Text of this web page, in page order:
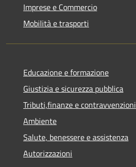
Imprese e Commercio
Mobilità e trasporti
Educazione e formazione
Giustizia e sicurezza pubblica
Tributi,finanze e contravvenzioni
Ambiente
Salute, benessere e assistenza
Autorizzazioni